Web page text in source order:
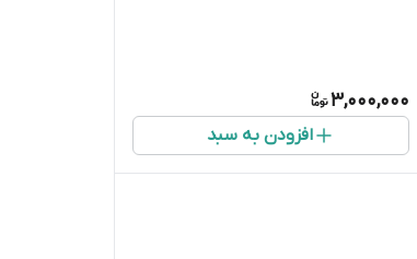
3,000,000
افزودن به سبد